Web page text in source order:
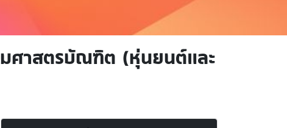
มศาสตรบัณฑิต (หุ่นยนต์และ